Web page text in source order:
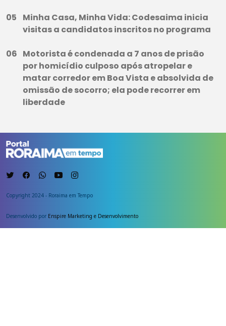
Minha Casa, Minha Vida: Codesaima inicia
visitas a candidatos inscritos no programa
Motorista é condenada a 7 anos de prisão
por homicídio culposo após atropelar e
matar corredor em Boa Vista e absolvida de
omissão de socorro; ela pode recorrer em
liberdade
Copyright 2024 - Roraima em Tempo
Desenvolvido por Enspire Marketing e Desenvolvimento